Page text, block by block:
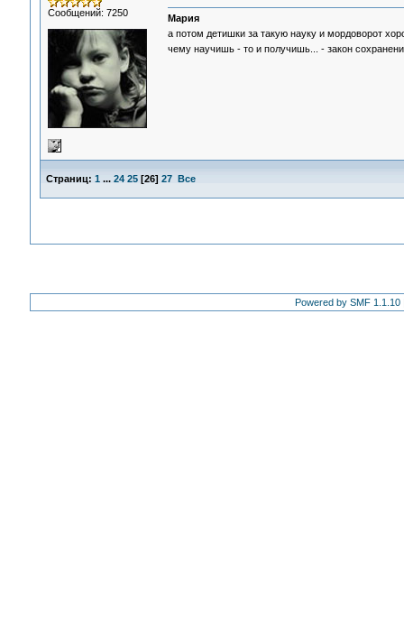
Сообщений: 7250
Мария
а потом детишки за такую науку и мордоворот
чему научишь - то и получишь... - закон
Страниц: 1 ... 24 25[26] 27 Все
Powered by SMF 1.1.10